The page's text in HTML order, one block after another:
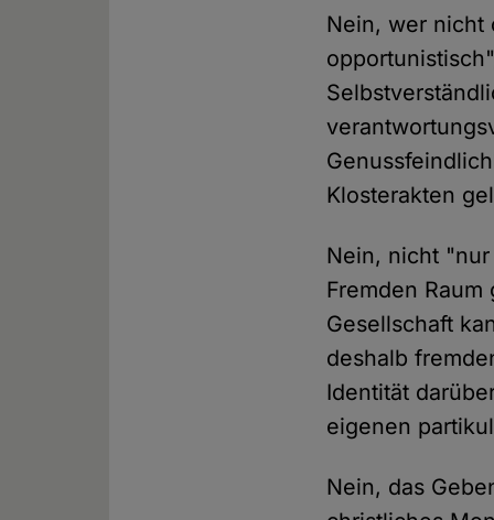
Nein, wer nicht
Klosterakten
Nein, nicht
Fremden
Gesellschaft
deshalb
Identität
eigenen
Nein, das